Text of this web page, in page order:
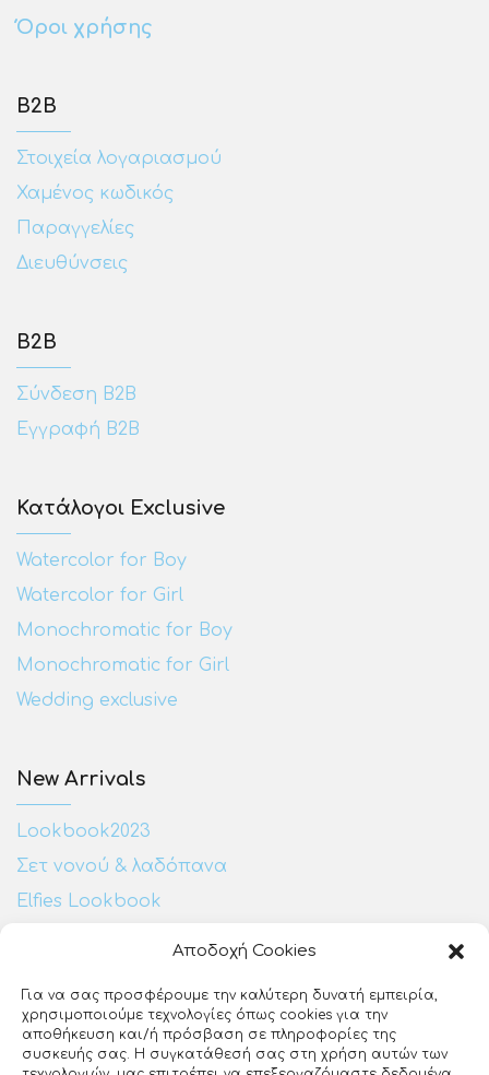
Αποδοχή Cookies
Για να σας προσφέρουμε την καλύτερη δυνατή εμπειρία,
χρησιμοποιούμε τεχνολογίες όπως cookies για την
αποθήκευση και/ή πρόσβαση σε πληροφορίες της
συσκευής σας. Η συγκατάθεσή σας στη χρήση αυτών των
Όροι χρήσης
Β2Β
Στοιχεία λογαριασμού
Χαμένος κωδικός
Παραγγελίες
Διευθύνσεις
Β2Β
Σύνδεση Β2Β
Εγγραφή Β2Β
Κατάλογοι Exclusive
Watercolor for Boy
Watercolor for Girl
Monochromatic for Boy
Monochromatic for Girl
Wedding exclusive
New Arrivals
Lookbook2023
Σετ νονού & λαδόπανα
Elfies Lookbook
Ευζώνων 25
ΕΡΤ3